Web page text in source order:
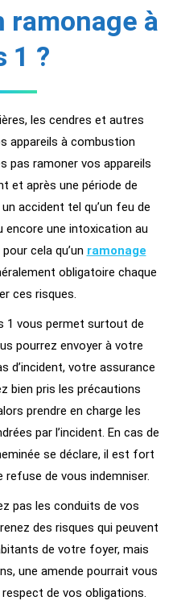
ramonage à
1 ?
les cendres et autres
appareils à combustion
pas ramoner vos appareils
et après une période de
accident tel qu’un feu de
encore une intoxication au
cela qu’un ramonage
obligatoire chaque
ces risques.
1 vous permet surtout de
pourrez envoyer à votre
d’incident, votre assurance
bien pris les précautions
prendre en charge les
par l’incident. En cas de
se déclare, il est fort
refuse de vous indemniser.
pas les conduits de vos
des risques qui peuvent
de votre foyer, mais
une amende pourrait vous
de vos obligations.